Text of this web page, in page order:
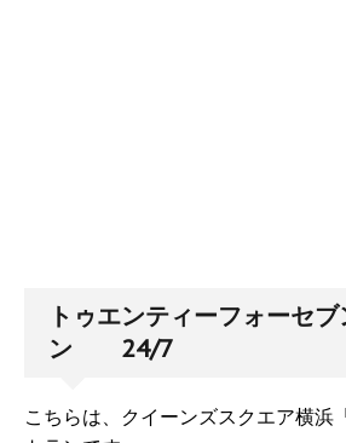
トゥエンティーフォーセ
ン 24/7
こちらは、クイーンズスクエア横浜